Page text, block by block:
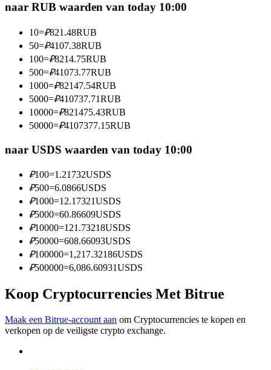
Word een Copy Trader
Geniet van winstdeling en copy trading commissies
Informatie
Big data-analyse inclusief handelsinformatie, enz.
naar RUB waarden van today 10:00
10=₽821.48RUB
50=₽4107.38RUB
100=₽8214.75RUB
500=₽41073.77RUB
1000=₽82147.54RUB
5000=₽410737.71RUB
10000=₽821475.43RUB
50000=₽4107377.15RUB
naar USDS waarden van today 10:00
₽100=1.21732USDS
₽500=6.0866USDS
₽1000=12.17321USDS
₽5000=60.86609USDS
₽10000=121.73218USDS
₽50000=608.66093USDS
₽100000=1,217.32186USDS
₽500000=6,086.60931USDS
Koop Cryptocurrencies Met Bitrue
Maak een Bitrue-account aan om Cryptocurrencies te kopen en
verkopen op de veiligste crypto exchange.